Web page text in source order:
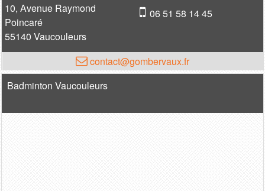
10, Avenue Raymond
Poincaré
55140 Vaucouleurs
06 51 58 14 45
contact@gombervaux.fr
Badminton Vaucouleurs